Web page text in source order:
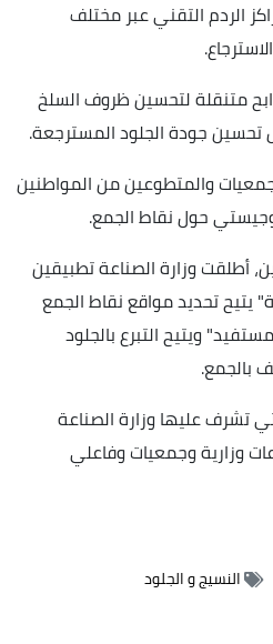
الردم التقني عبر مختلف
متنقلة لتحسين ظروف السلخ
جودة الجلود المسترجعة.
والمتطوعين من المواطنين
حول نقاط الجمع.
وزارة الصناعة تطبيقين
تحديد مواقع نقاط الجمع
ويتيح التبرع بالجلود
عليها وزارة الصناعة
وجمعيات وفاعلي
النسيج و الجلود